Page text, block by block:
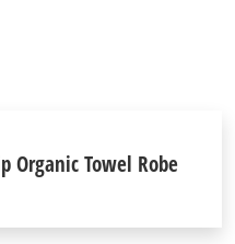
Organic Towel Robe